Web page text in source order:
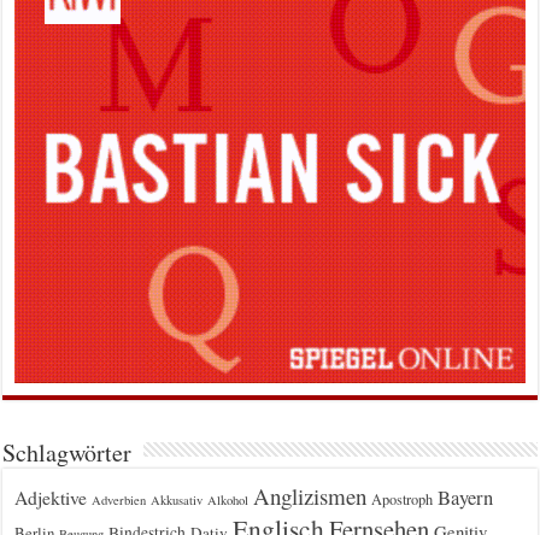
Schlagwörter
Adjektive Adverbien Akkusativ Alkohol Anglizismen Apostroph Bayern